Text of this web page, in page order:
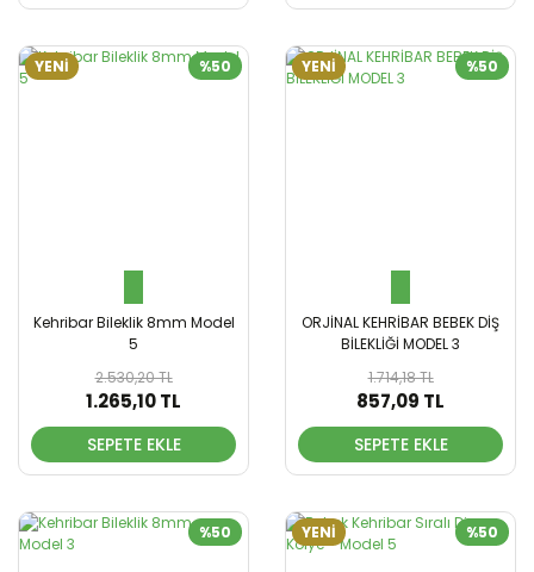
%50
YENİ
Kehribar Bileklik 8mm Model
5
2.530,20 TL
1.265,10 TL
SEPETE EKLE
%50
YENİ
ORJİNAL KEHRİBAR BEBEK DİŞ
BİLEKLİĞİ MODEL 3
1.714,18 TL
857,09 TL
SEPETE EKLE
%50 %50
YENİ